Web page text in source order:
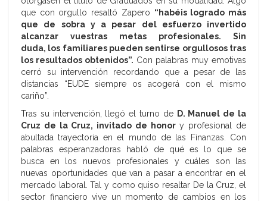
que con orgullo resaltó Zapero “habéis logrado más
que de sobra y a pesar del esfuerzo invertido
alcanzar vuestras metas profesionales. Sin
duda, los familiares pueden sentirse orgullosos tras
los resultados obtenidos”. Con palabras muy emotivas
cerró su intervención recordando que a pesar de las
distancias “EUDE siempre os acogerá con el mismo
cariño”.
Tras su intervención, llegó el turno de D. Manuel de la
Cruz de la Cruz, invitado de honory profesional de
abultada trayectoria en el mundo de las Finanzas. Con
palabras esperanzadoras habló de qué es lo que se
busca en los nuevos profesionales y cuáles son las
nuevas oportunidades que van a pasar a encontrar en el
mercado laboral. Tal y como quiso resaltar De la Cruz, el
sector financiero vive un momento de cambios en los